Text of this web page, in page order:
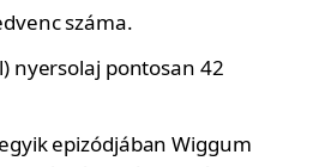
száma.
nyersolaj pontosan 42
egyik epizódjában Wiggum